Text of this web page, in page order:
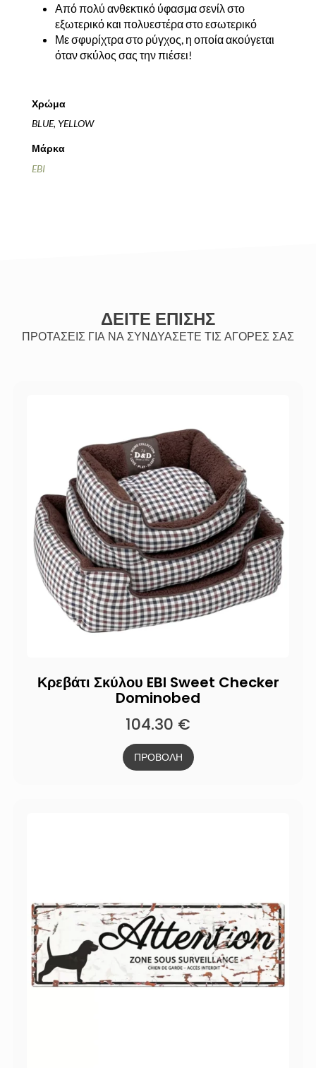
Από πολύ ανθεκτικό ύφασμα σενίλ στο
εξωτερικό και πολυεστέρα στο εσωτερικό
Με σφυρίχτρα στο ρύγχος, η οποία ακούγεται
όταν σκύλος σας την πιέσει!
Χρώμα
BLUE, YELLOW
Μάρκα
EBI
ΔΕΙΤΕ ΕΠΙΣΗΣ
ΠΡΟΤΑΣΕΙΣ ΓΙΑ ΝΑ ΣΥΝΔΥΑΣΕΤΕ ΤΙΣ ΑΓΟΡΕΣ ΣΑΣ
Κρεβάτι Σκύλου EBI Sweet Checker
Dominobed
104.30 €
ΠΡΟΒΟΛΗ